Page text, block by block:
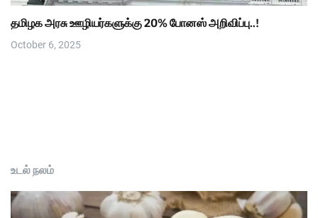
தமிழக அரசு ஊழியர்களுக்கு 20% போனஸ் அறிவிப்பு..!
October 6, 2025
உடல் நலம்